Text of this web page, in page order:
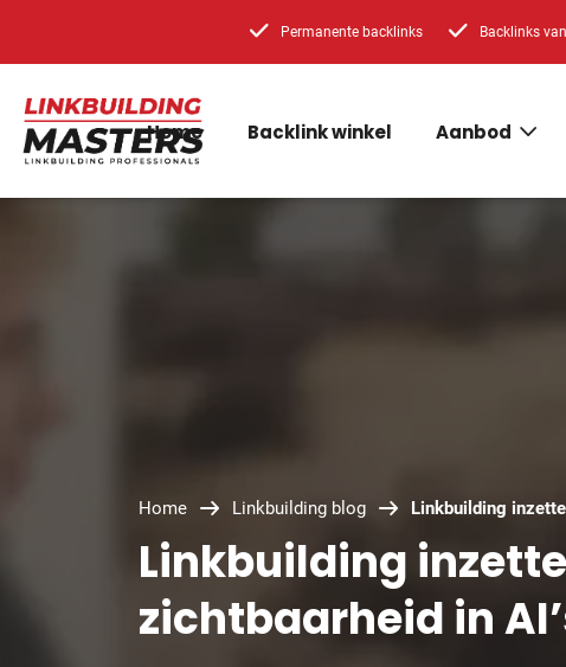
Permanente backlinks Backlinks
Home Backlink winkel Aanbod
Home Linkbuilding blog Linkbuilding
Linkbuilding
zichtbaarheid in